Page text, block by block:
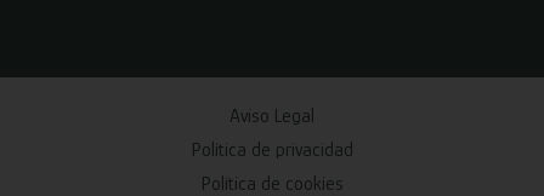
Aviso Legal
Política de privacidad
Política de cookies